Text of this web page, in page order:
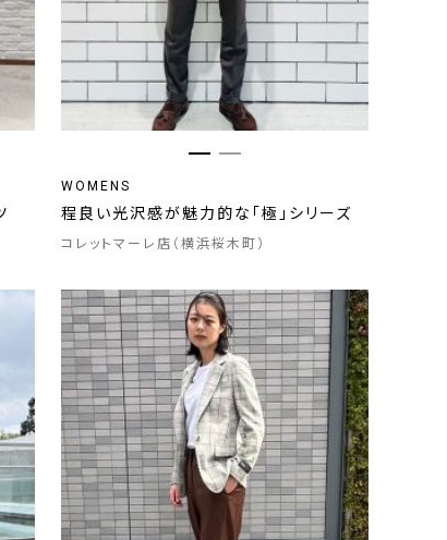
WOMENS
程良い光沢感が魅力的な「極」シリーズ
コレットマーレ店（横浜桜木町）